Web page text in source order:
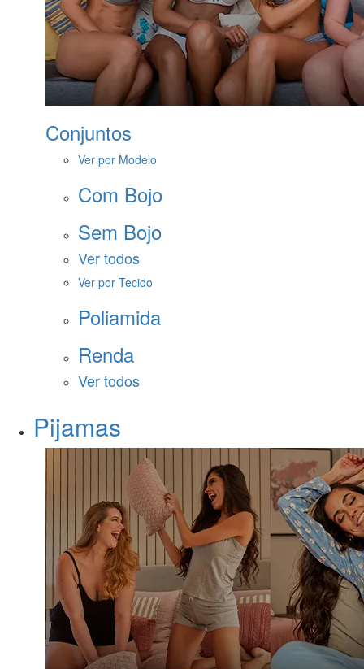
Conjuntos
Ver por Modelo
Com Bojo
Sem Bojo
Ver todos
Ver por Tecido
Poliamida
Renda
Ver todos
Pijamas